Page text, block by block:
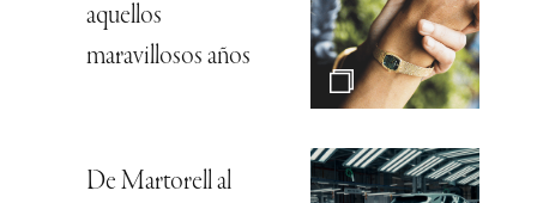
aquellos
maravillosos años
De Martorell al